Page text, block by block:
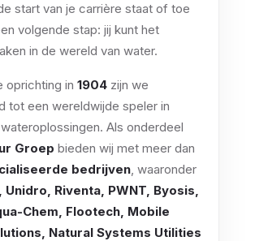
start van je carrière staat of toe
volgende stap: jij kunt het
in de wereld van water.
oprichting in 1904 zijn we
tot een wereldwijde speler in
Als onderdeel
Groep bieden wij met meer dan
bedrijven, waaronder
Unidro, Riventa, PWNT, Byosis,
Chem, Flootech, Mobile
Natural Systems Utilities